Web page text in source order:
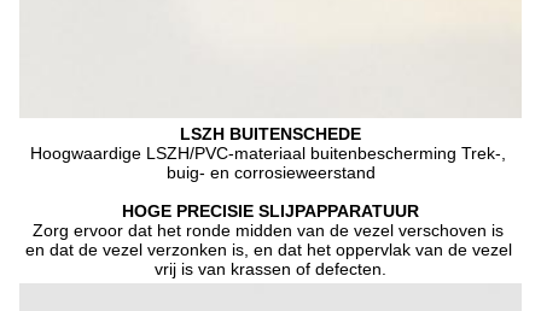
LSZH BUITENSCHEDE
Hoogwaardige LSZH/PVC-materiaal buitenbescherming Trek-,
buig- en corrosieweerstand
HOGE PRECISIE SLIJPAPPARATUUR
Zorg ervoor dat het ronde midden van de vezel verschoven is
en dat de vezel verzonken is, en dat het oppervlak van de vezel
vrij is van krassen of defecten.